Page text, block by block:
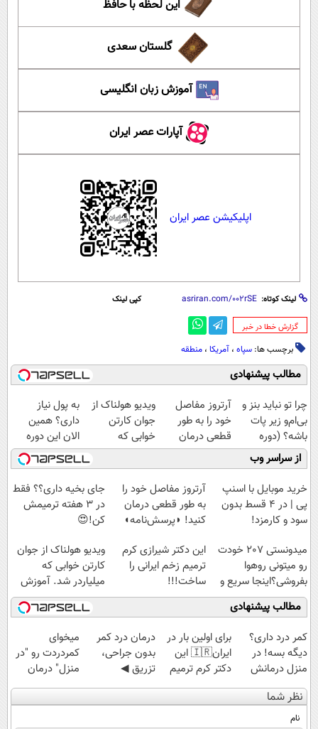
این لحظه با حافظ
گلستان سعدی
آموزش زبان انگلیسی
آپارات عصر ایران
اپلیکیشن عصر ایران
لینک کوتاه: کپی لینک
‌گزارش خطا در خبر
برچسب ها: سپاه ، آمریکا ، منطقه
مطالب پیشنهادی
چرا تو نباید بنز و
بی‌ام‌و زیر پات
باشه؟ (دوره
رایگان درآمد
میلیاردی)
آرتروز مفاصل
خود را به طور
قطعی درمان
کنید!
◗پرسش‌نامه◖
ویدیو هولناک از
جوان کارتن
خوابی که
میلیاردر شد.
آموزش رایگان
به پول نیاز
داری؟ همین
الان این دوره
رایگان رو شرکت
کن تا دیر نشده!
از سراسر وب
خرید موبایل با اسنپ
پی | در ۴ قسط بدون
سود و کارمزد!
آرتروز مفاصل خود را
به طور قطعی درمان
کنید! ◗پرسش‌نامه◖
جای بخیه داری؟؟ فقط
در 3 هفته ترمیمش
کن!😍
میدونستی 207 خودت
رو میتونی روهوا
بفروشی؟اینجا سریع و
راحت بفروش
این دکتر شیرازی کرم
ترمیم زخم ایرانی را
ساخت!!!
ویدیو هولناک از جوان
کارتن خوابی که
میلیاردر شد. آموزش
رایگان
مطالب پیشنهادی
کمر درد داری؟
دیگه بسه! در
منزل درمانش
کن
(◀پرسش‌نامه)
برای اولین بار در
ایران🇮🇷 این
دکتر کرم ترمیم
کننده 23 روزه
ساخت!
درمان درد کمر
بدون جراحی،
تزریق ◀
پرسش‌نامه رو پر
کن ▶
میخوای
کمردردت رو "در
منزل" درمان
کنی؟ (◂فیلم +
◂پرسش‌نامه)
نظر شما
نام